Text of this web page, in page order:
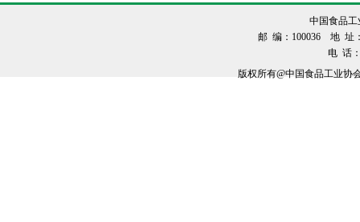
中国食品
邮 编：100036 地 址：
电 话
版权所有@中国食品工业协